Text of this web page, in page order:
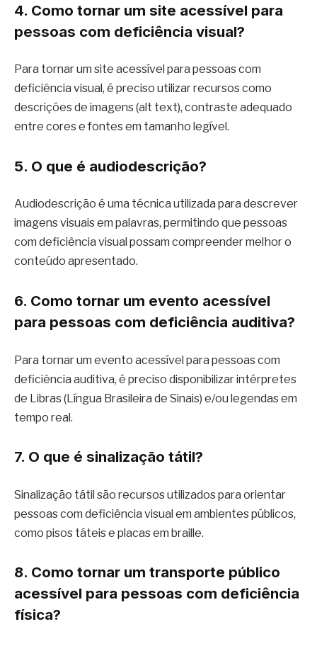
4. Como tornar um site acessível para
pessoas com deficiência visual?
Para tornar um site acessível para pessoas com
deficiência visual, é preciso utilizar recursos como
descrições de imagens (alt text), contraste adequado
entre cores e fontes em tamanho legível.
5. O que é audiodescrição?
Audiodescrição é uma técnica utilizada para descrever
imagens visuais em palavras, permitindo que pessoas
com deficiência visual possam compreender melhor o
conteúdo apresentado.
6. Como tornar um evento acessível
para pessoas com deficiência auditiva?
Para tornar um evento acessível para pessoas com
deficiência auditiva, é preciso disponibilizar intérpretes
de Libras (Língua Brasileira de Sinais) e/ou legendas em
tempo real.
7. O que é sinalização tátil?
Sinalização tátil são recursos utilizados para orientar
pessoas com deficiência visual em ambientes públicos,
como pisos táteis e placas em braille.
8. Como tornar um transporte público
acessível para pessoas com deficiência
física?